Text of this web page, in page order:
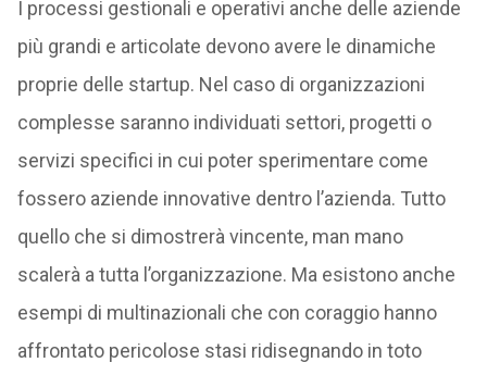
I processi gestionali e operativi anche delle aziende
più grandi e articolate devono avere le dinamiche
proprie delle startup. Nel caso di organizzazioni
complesse saranno individuati settori, progetti o
servizi specifici in cui poter sperimentare come
fossero aziende innovative dentro l’azienda. Tutto
quello che si dimostrerà vincente, man mano
scalerà a tutta l’organizzazione. Ma esistono anche
esempi di multinazionali che con coraggio hanno
affrontato pericolose stasi ridisegnando in toto